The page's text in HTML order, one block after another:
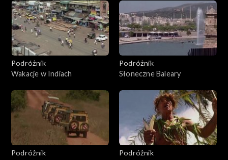
Podróżnik
Wakacje w Indiach
Podróżnik
Słoneczne Baleary
Podróżnik
Podróżnik